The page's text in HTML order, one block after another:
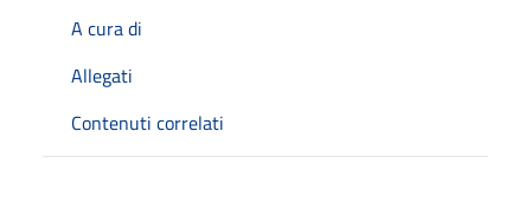
A cura di
Allegati
Contenuti correlati